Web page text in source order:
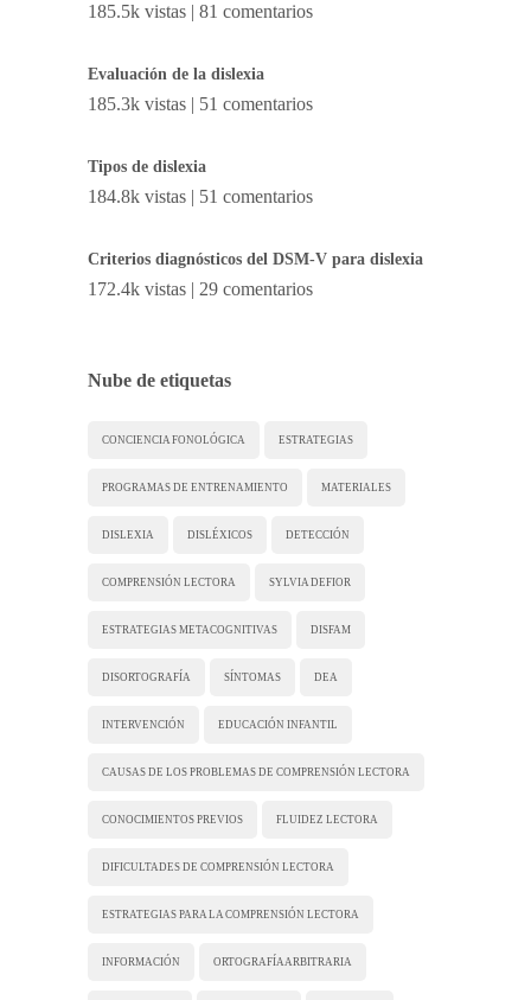
185.5k vistas | 81 comentarios
Evaluación de la dislexia
185.3k vistas | 51 comentarios
Tipos de dislexia
184.8k vistas | 51 comentarios
Criterios diagnósticos del DSM-V para dislexia
172.4k vistas | 29 comentarios
Nube de etiquetas
CONCIENCIA FONOLÓGICA ESTRATEGIAS
PROGRAMAS DE ENTRENAMIENTO MATERIALES
DISLEXIA DISLÉXICOS DETECCIÓN
COMPRENSIÓN LECTORA SYLVIA DEFIOR
ESTRATEGIAS METACOGNITIVAS DISFAM
DISORTOGRAFÍA SÍNTOMAS DEA
INTERVENCIÓN EDUCACIÓN INFANTIL
CAUSAS DE LOS PROBLEMAS DE COMPRENSIÓN LECTORA
CONOCIMIENTOS PREVIOS FLUIDEZ LECTORA
DIFICULTADES DE COMPRENSIÓN LECTORA
ESTRATEGIAS PARA LA COMPRENSIÓN LECTORA
INFORMACIÓN ORTOGRAFÍA ARBITRARIA